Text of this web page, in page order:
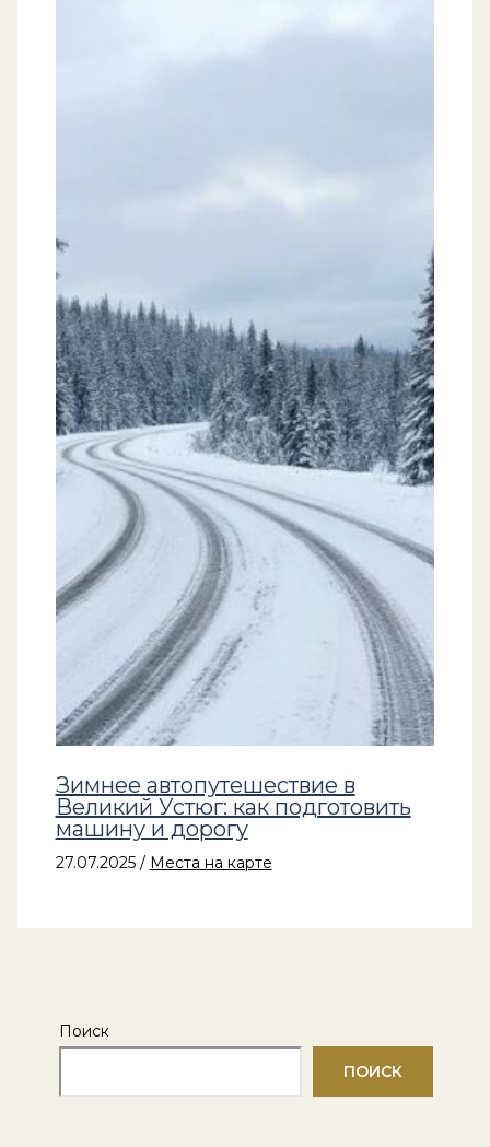
Зимнее автопутешествие в
Великий Устюг: как подготовить
машину и дорогу
27.07.2025 / Места на карте
Поиск
ПОИСК